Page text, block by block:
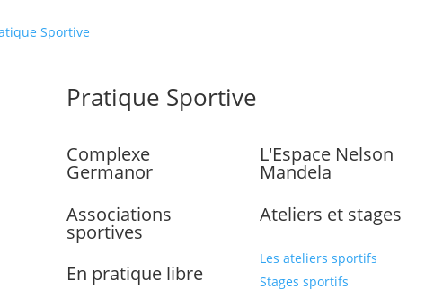
Sportive
Pratique Sportive
Complexe
Germanor
Associations
sportives
En pratique libre
L'Espace Nelson
Mandela
Ateliers et stages
Les ateliers sportifs
Stages sportifs